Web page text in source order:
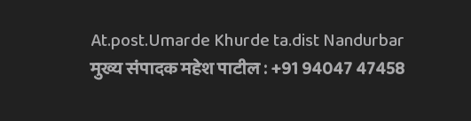
At.post.Umarde Khurde ta.dist Nandurbar
मुख्य संपादक महेश पाटील : +91 94047 47458